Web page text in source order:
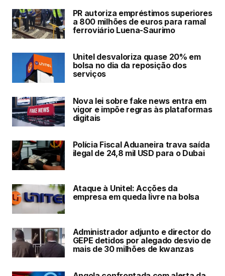
PR autoriza empréstimos superiores
a 800 milhões de euros para ramal
ferroviário Luena-Saurimo
Unitel desvaloriza quase 20% em
bolsa no dia da reposição dos
serviços
Nova lei sobre fake news entra em
vigor e impõe regras às plataformas
digitais
Polícia Fiscal Aduaneira trava saída
ilegal de 24,8 mil USD para o Dubai
Ataque à Unitel: Acções da
empresa em queda livre na bolsa
Administrador adjunto e director do
GEPE detidos por alegado desvio de
mais de 30 milhões de kwanzas